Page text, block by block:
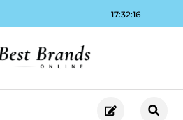
17:32:17